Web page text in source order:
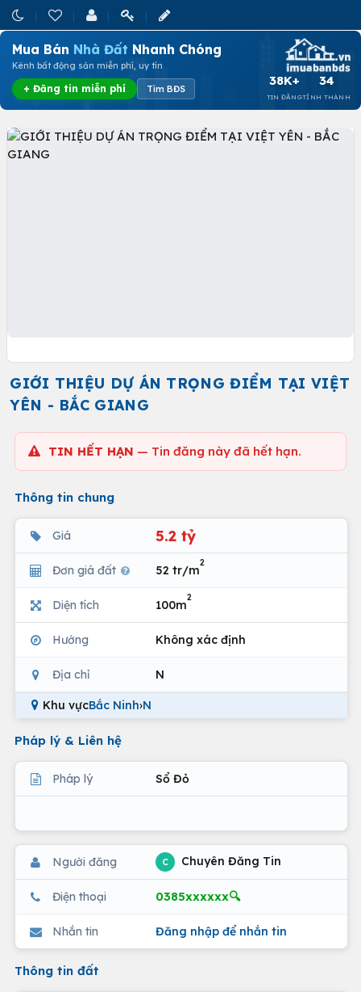
Mua Bán Nhà Đất Nhanh Chóng
Kênh bất động sản miễn phí, uy tín
+ Đăng tin miễn phí Tìm BĐS
38K+
TIN ĐĂNG
34
TỈNH THÀNH
GIỚI THIỆU DỰ ÁN TRỌNG ĐIỂM TẠI VIỆT
YÊN - BẮC GIANG
TIN HẾT HẠN — Tin đăng này đã hết hạn.
Thông tin chung
Giá 5.2 tỷ
Đơn giá đất 52 tr/m
2
Diện tích 100m
2
Hướng Không xác định
Địa chỉ N
Khu vựcBắc Ninh›N
Pháp lý & Liên hệ
Pháp lý Sổ Đỏ
Người đăng C Chuyên Đăng Tin
Điện thoại 0385xxxxxx🔍
Nhắn tin Đăng nhập để nhắn tin
Thông tin đất